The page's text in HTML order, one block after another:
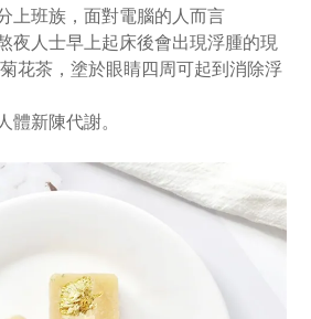
上班族，面對電腦的人而言
夜人士早上起床後會出現浮腫的現
花茶，塗於眼睛四周可起到消除浮
體新陳代謝。